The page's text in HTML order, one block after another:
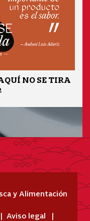
NO SE TIRA
y Alimentación
Aviso legal